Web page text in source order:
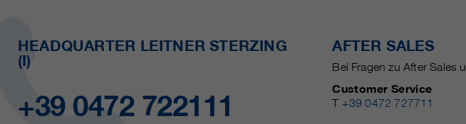
HEADQUARTER LEITNER STERZING
(I)
+39 0472 722111
AFTER SALES
Bei Fragen zu After Sales
Customer Service
T +39 0472 727711